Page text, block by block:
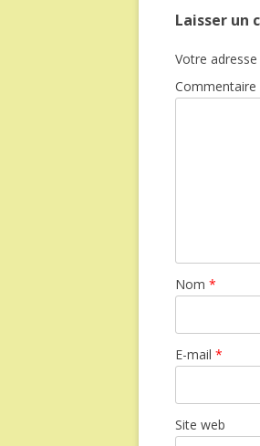
Laisser un
Votre
Commentaire
Nom *
E-mail *
Site web